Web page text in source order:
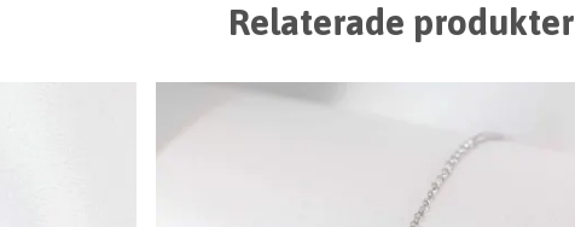
Relaterade produkter